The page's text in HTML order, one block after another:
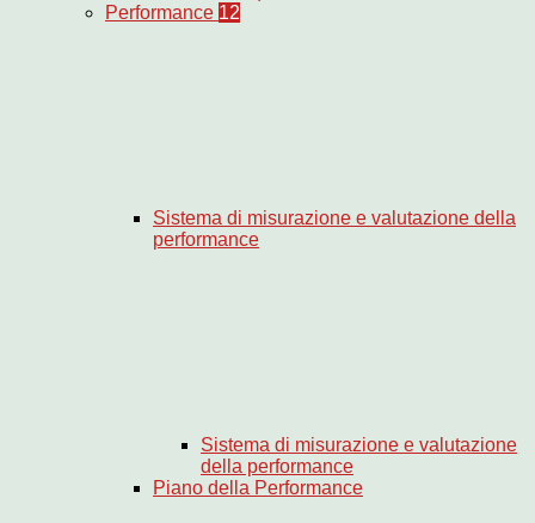
Performance 12
Sistema di misurazione e valutazione della
performance
Sistema di misurazione e valutazione
della performance
Piano della Performance